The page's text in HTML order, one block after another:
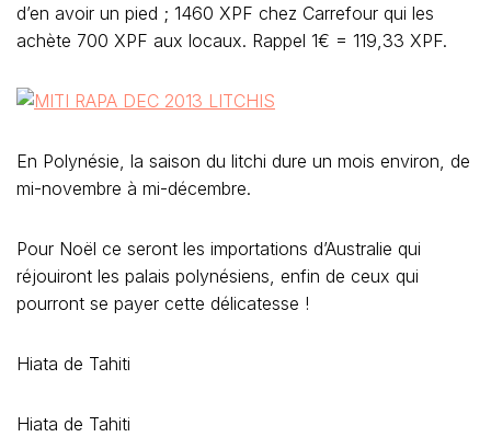
d’en avoir un pied ; 1460 XPF chez Carrefour qui les
achète 700 XPF aux locaux. Rappel 1€ = 119,33 XPF.
En Polynésie, la saison du litchi dure un mois environ, de
mi-novembre à mi-décembre.
Pour Noël ce seront les importations d’Australie qui
réjouiront les palais polynésiens, enfin de ceux qui
pourront se payer cette délicatesse !
Hiata de Tahiti
Hiata de Tahiti